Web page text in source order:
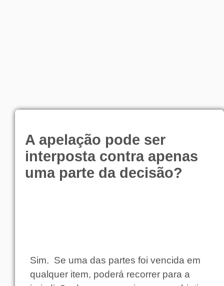
A apelação pode ser
interposta contra apenas
uma parte da decisão?
Sim. Se uma das partes foi vencida em
qualquer item, poderá recorrer para a